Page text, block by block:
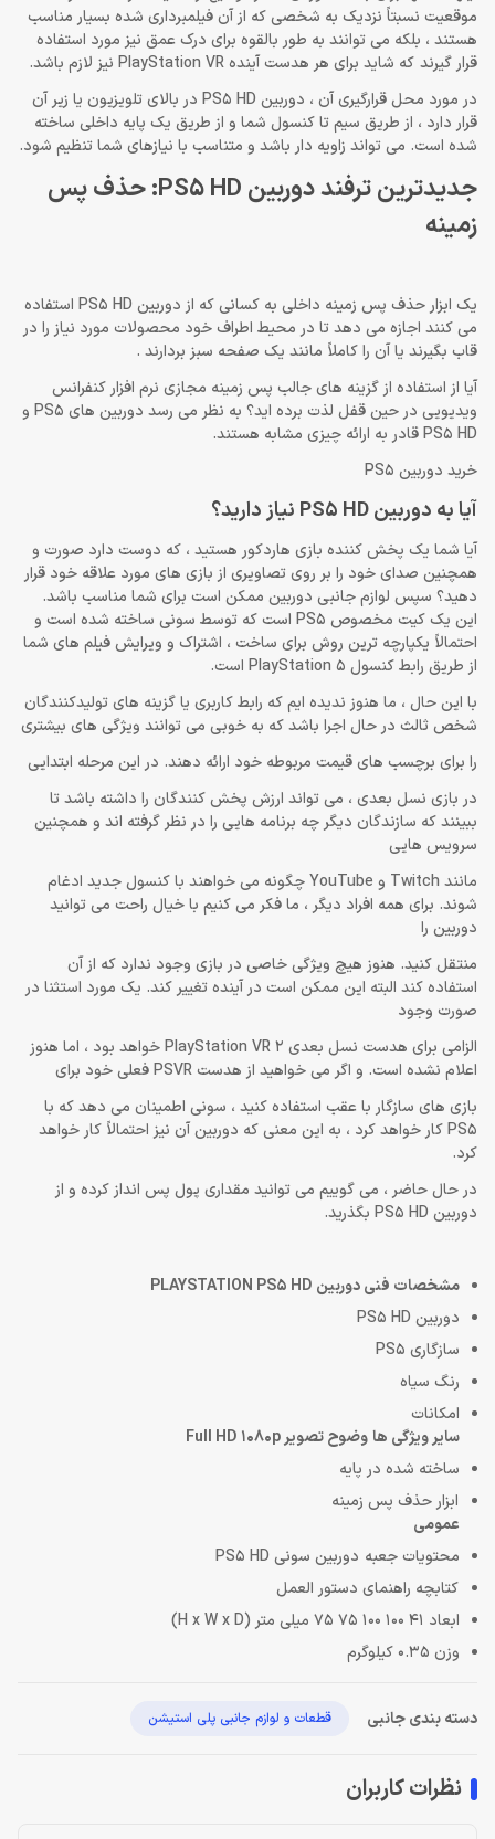
موقعیت نسبتاً نزدیک به شخصی که از آن فیلمبرداری شده بسیار مناسب
هستند ، بلکه می توانند به طور بالقوه برای درک عمق نیز مورد استفاده
قرار گیرند که شاید برای هر هدست آینده PlayStation VR نیز لازم باشد.
در مورد محل قرارگیری آن ، دوربین PS5 HD در بالای تلویزیون یا زیر آن
قرار دارد ، از طریق سیم تا کنسول شما و از طریق یک پایه داخلی ساخته
شده است. می تواند زاویه دار باشد و متناسب با نیازهای شما تنظیم شود.
جدیدترین ترفند دوربین PS5 HD: حذف پس
زمینه
یک ابزار حذف پس زمینه داخلی به کسانی که از دوربین PS5 HD استفاده
می کنند اجازه می دهد تا در محیط اطراف خود محصولات مورد نیاز را در
قاب بگیرند یا آن را کاملاً مانند یک صفحه سبز بردارند .
آیا از استفاده از گزینه های جالب پس زمینه مجازی نرم افزار کنفرانس
ویدیویی در حین قفل لذت برده اید؟ به نظر می رسد دوربین های PS5 و
PS5 HD قادر به ارائه چیزی مشابه هستند.
خرید دوربین PS5
آیا به دوربین PS5 HD نیاز دارید؟
آیا شما یک پخش کننده بازی هاردکور هستید ، که دوست دارد صورت و
همچنین صدای خود را بر روی تصاویری از بازی های مورد علاقه خود قرار
دهید؟ سپس لوازم جانبی دوربین ممکن است برای شما مناسب باشد.
این یک کیت مخصوص PS5 است که توسط سونی ساخته شده است و
احتمالاً یکپارچه ترین روش برای ساخت ، اشتراک و ویرایش فیلم های شما
از طریق رابط کنسول PlayStation 5 است.
با این حال ، ما هنوز ندیده ایم که رابط کاربری یا گزینه های تولیدکنندگان
شخص ثالث در حال اجرا باشد که به خوبی می توانند ویژگی های بیشتری
را برای برچسب های قیمت مربوطه خود ارائه دهند. در این مرحله ابتدایی
در بازی نسل بعدی ، می تواند ارزش پخش کنندگان را داشته باشد تا
ببینند که سازندگان دیگر چه برنامه هایی را در نظر گرفته اند و همچنین
سرویس هایی
مانند Twitch و YouTube چگونه می خواهند با کنسول جدید ادغام
شوند. برای همه افراد دیگر ، ما فکر می کنیم با خیال راحت می توانید
دوربین را
منتقل کنید. هنوز هیچ ویژگی خاصی در بازی وجود ندارد که از آن
استفاده کند البته این ممکن است در آینده تغییر کند. یک مورد استثنا در
صورت وجود
الزامی برای هدست نسل بعدی PlayStation VR 2 خواهد بود ، اما هنوز
اعلام نشده است. و اگر می خواهید از هدست PSVR فعلی خود برای
بازی های سازگار با عقب استفاده کنید ، سونی اطمینان می دهد که با
PS5 کار خواهد کرد ، به این معنی که دوربین آن نیز احتمالاً کار خواهد
کرد.
در حال حاضر ، می گوییم می توانید مقداری پول پس انداز کرده و از
دوربین PS5 HD بگذرید.
مشخصات فنی دوربین PLAYSTATION PS5 HD
دوربین PS5 HD
سازگاری PS5
رنگ سیاه
امکانات
سایر ویژگی ها وضوح تصویر Full HD 1080p
ساخته شده در پایه
ابزار حذف پس زمینه
عمومی
محتویات جعبه دوربین سونی PS5 HD
کتابچه راهنمای دستور العمل
ابعاد 41 100 100 75 75 میلی متر (H x W x D)
وزن 0.35 کیلوگرم
دسته بندی جانبی قطعات و لوازم جانبی پلی استیشن
نظرات کاربران